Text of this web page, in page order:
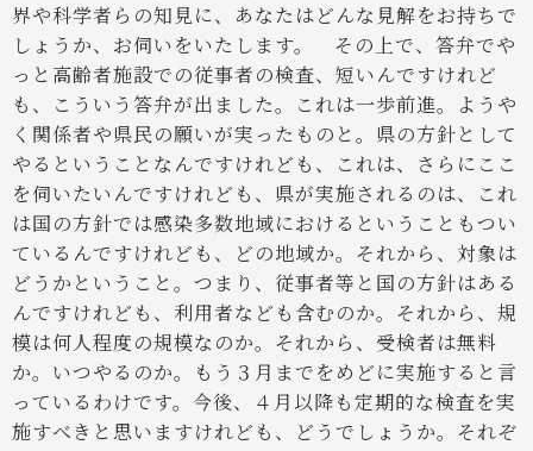
界や科学者らの知見に、あなたはどんな見解をお持ちで
しょうか、お伺いをいたします。
その上で、答弁でや
っと高齢者施設での従事者の検査、短いんですけれど
も、こういう答弁が出ました。これは一歩前進。ようや
く関係者や県民の願いが実ったものと。県の方針として
やるということなんですけれども、これは、さらにここ
を伺いたいんですけれども、県が実施されるのは、これ
は国の方針では感染多数地域におけるということもつい
ているんですけれども、どの地域か。それから、対象は
どうかということ。つまり、従事者等と国の方針はある
んですけれども、利用者なども含むのか。それから、規
模は何人程度の規模なのか。それから、受検者は無料
か。いつやるのか。もう３月までをめどに実施すると言
っているわけです。今後、４月以降も定期的な検査を実
施すべきと思いますけれども、どうでしょうか。それぞ